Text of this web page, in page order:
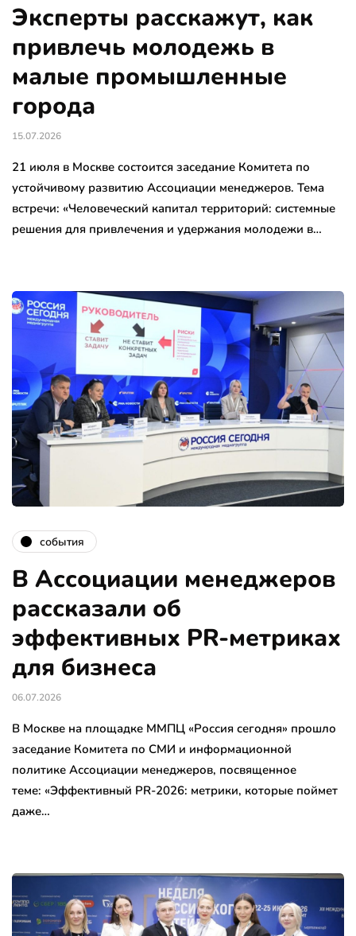
Эксперты расскажут, как
привлечь молодежь в
малые промышленные
города
15.07.2026
21 июля в Москве состоится заседание Комитета по
устойчивому развитию Ассоциации менеджеров. Тема
встречи: «Человеческий капитал территорий: системные
решения для привлечения и удержания молодежи в…
события
В Ассоциации менеджеров
рассказали об
эффективных PR-метриках
для бизнеса
06.07.2026
В Москве на площадке ММПЦ «Россия сегодня» прошло
заседание Комитета по СМИ и информационной
политике Ассоциации менеджеров, посвященное
теме: «Эффективный PR-2026: метрики, которые поймет
даже…